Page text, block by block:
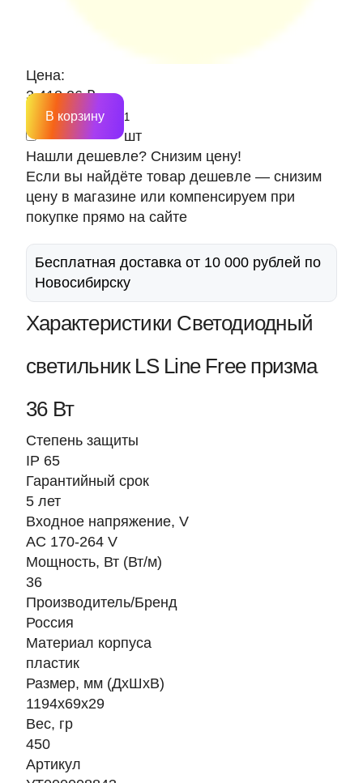
Цена:
3 418.26 ₽
шт
В корзину
Нашли дешевле? Снизим цену!
Если вы найдёте товар дешевле — снизим
цену в магазине или компенсируем при
покупке прямо на сайте
Бесплатная доставка от 10 000 рублей по
Новосибирску
Характеристики Светодиодный
светильник LS Line Free призма
36 Вт
Степень защиты
IP 65
Гарантийный срок
5 лет
Входное напряжение, V
AC 170-264 V
Мощность, Вт (Вт/м)
36
Производитель/Бренд
Россия
Материал корпуса
пластик
Размер, мм (ДхШхВ)
1194х69х29
Вес, гр
450
Артикул